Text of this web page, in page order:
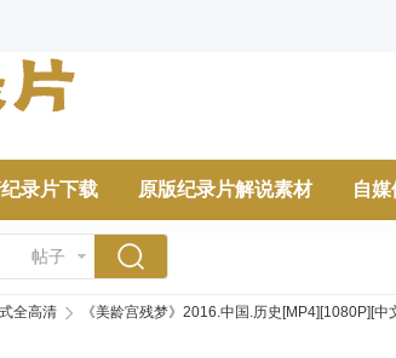
录片下载 原版纪录片解说素材 自
帖子
全高清 《美龄宫残梦》2016.中国.历史[MP4][1080P][中